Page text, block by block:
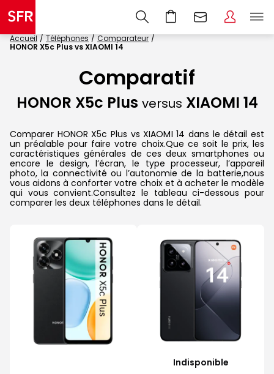
Accueil Téléphones
Comparateur
HONOR X5c Plus vs XIAOMI 14
Comparatif
HONOR X5c Plus versus XIAOMI 14
Comparer HONOR X5c Plus vs XIAOMI 14 dans le détail est
un préalable pour faire votre choix.Que ce soit le prix, les
caractéristiques générales de ces deux smartphones ou
encore le design, l’écran, le type processeur, l’appareil
photo, la connectivité ou l’autonomie de la batterie,nous
vous aidons à conforter votre choix et à acheter le modèle
qui vous convient.Consultez le tableau ci-dessous pour
comparer les deux téléphones dans le détail.
Indisponible